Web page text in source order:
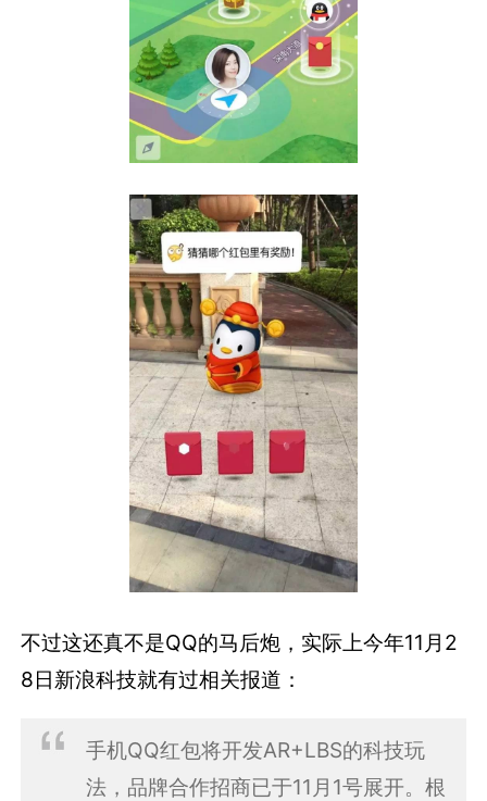
不过这还真不是QQ的马后炮，实际上今年11月2
8日新浪科技就有过相关报道：
手机QQ红包将开发AR+LBS的科技玩
法，品牌合作招商已于11月1号展开。根